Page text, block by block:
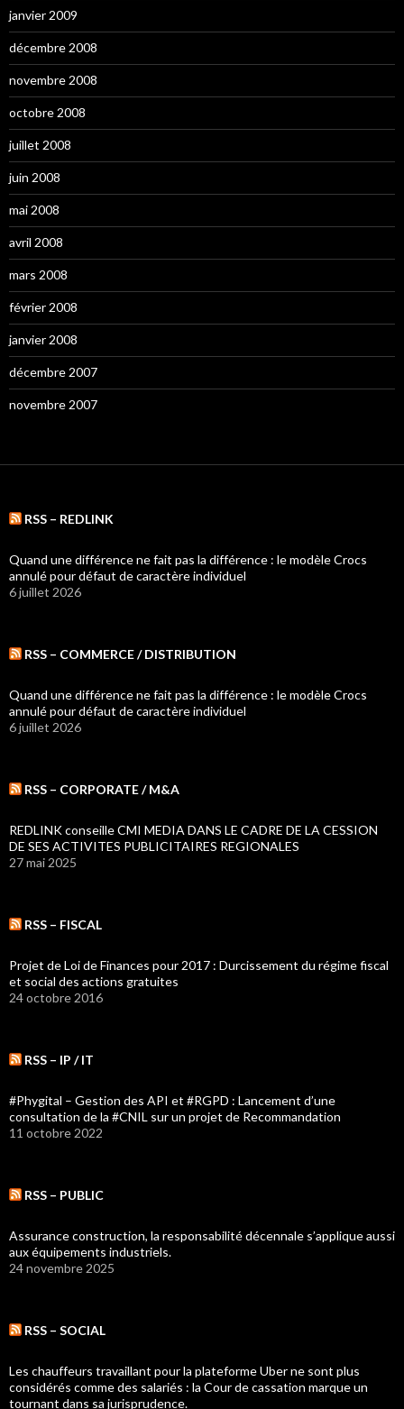
janvier 2009
décembre 2008
novembre 2008
octobre 2008
juillet 2008
juin 2008
mai 2008
avril 2008
mars 2008
février 2008
janvier 2008
décembre 2007
novembre 2007
RSS – REDLINK
Quand une différence ne fait pas la différence : le modèle Crocs
annulé pour défaut de caractère individuel
6 juillet 2026
RSS – COMMERCE / DISTRIBUTION
Quand une différence ne fait pas la différence : le modèle Crocs
annulé pour défaut de caractère individuel
6 juillet 2026
RSS – CORPORATE / M&A
REDLINK conseille CMI MEDIA DANS LE CADRE DE LA CESSION
DE SES ACTIVITES PUBLICITAIRES REGIONALES
27 mai 2025
RSS – FISCAL
Projet de Loi de Finances pour 2017 : Durcissement du régime fiscal
et social des actions gratuites
24 octobre 2016
RSS – IP / IT
#Phygital – Gestion des API et #RGPD : Lancement d’une
consultation de la #CNIL sur un projet de Recommandation
11 octobre 2022
RSS – PUBLIC
Assurance construction, la responsabilité décennale s’applique aussi
aux équipements industriels.
24 novembre 2025
RSS – SOCIAL
Les chauffeurs travaillant pour la plateforme Uber ne sont plus
considérés comme des salariés : la Cour de cassation marque un
tournant dans sa jurisprudence.